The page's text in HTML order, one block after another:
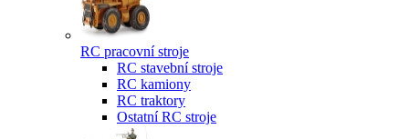
RC pracovní stroje
RC stavební stroje
RC kamiony
RC traktory
Ostatní RC stroje